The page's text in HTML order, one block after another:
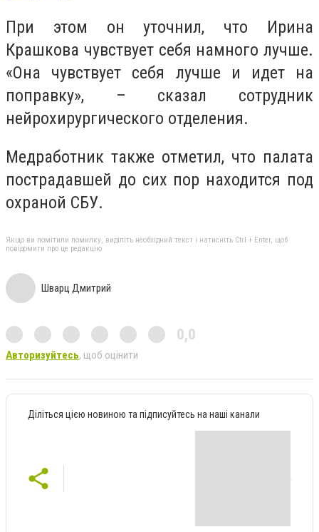
При этом он уточнил, что Ирина
Крашкова чувствует себя намного лучше.
«Она чувствует себя лучше и идет на
поправку», – сказал сотрудник
нейрохирургического отделения.
Медработник также отметил, что палата
пострадавшей до сих пор находится под
охраной СБУ.
Якщо ви помітили помилку, виділіть необхідний текст і натисніть Ctrl + Enter, щоб
повідомити про це редакцію
Шварц Дмитрий
0,0
Авторизуйтесь, щоб оцінити
Діліться цією новиною та підписуйтесь на наші канали